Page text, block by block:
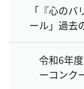
「『心の
ール」過去
令和6年
ーコンク